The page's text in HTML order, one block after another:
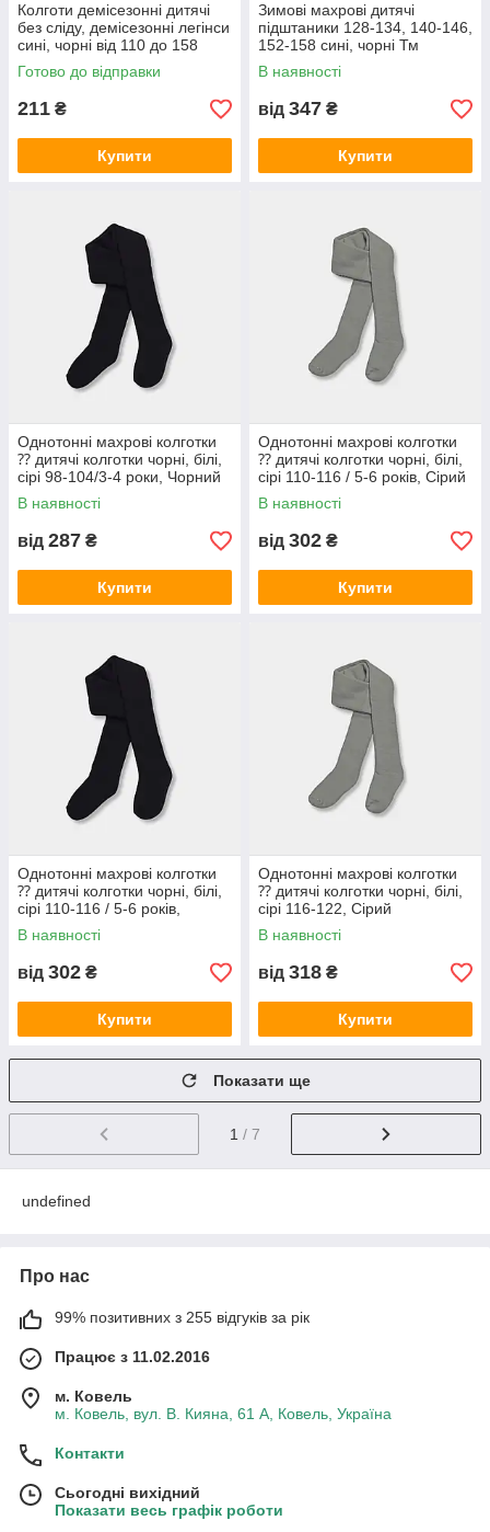
Колготи демісезонні дитячі
без сліду, демісезонні легінси
сині, чорні від 110 до 158
Готово до відправки
211 ₴
Купити
Зимові махрові дитячі
підштаники 128-134, 140-146,
152-158 сині, чорні Тм
TwinSocks
В наявності
від 347 ₴
Купити
Однотонні махрові колготки
⁇ дитячі колготки чорні, білі,
сірі 98-104/3-4 роки, Чорний
В наявності
від 287 ₴
Купити
Однотонні махрові колготки
⁇ дитячі колготки чорні, білі,
сірі 110-116 / 5-6 років, Сірий
В наявності
від 302 ₴
Купити
Однотонні махрові колготки
⁇ дитячі колготки чорні, білі,
сірі 110-116 / 5-6 років,
Чорний
В наявності
від 302 ₴
Купити
Однотонні махрові колготки
⁇ дитячі колготки чорні, білі,
сірі 116-122, Сірий
В наявності
від 318 ₴
Купити
Показати ще
1 / 7
undefined
Про нас
99% позитивних з 255 відгуків за рік
Працює з 11.02.2016
м. Ковель
м. Ковель, вул. В. Кияна, 61 А, Ковель, Україна
Контакти
Сьогодні вихідний
Показати весь графік роботи